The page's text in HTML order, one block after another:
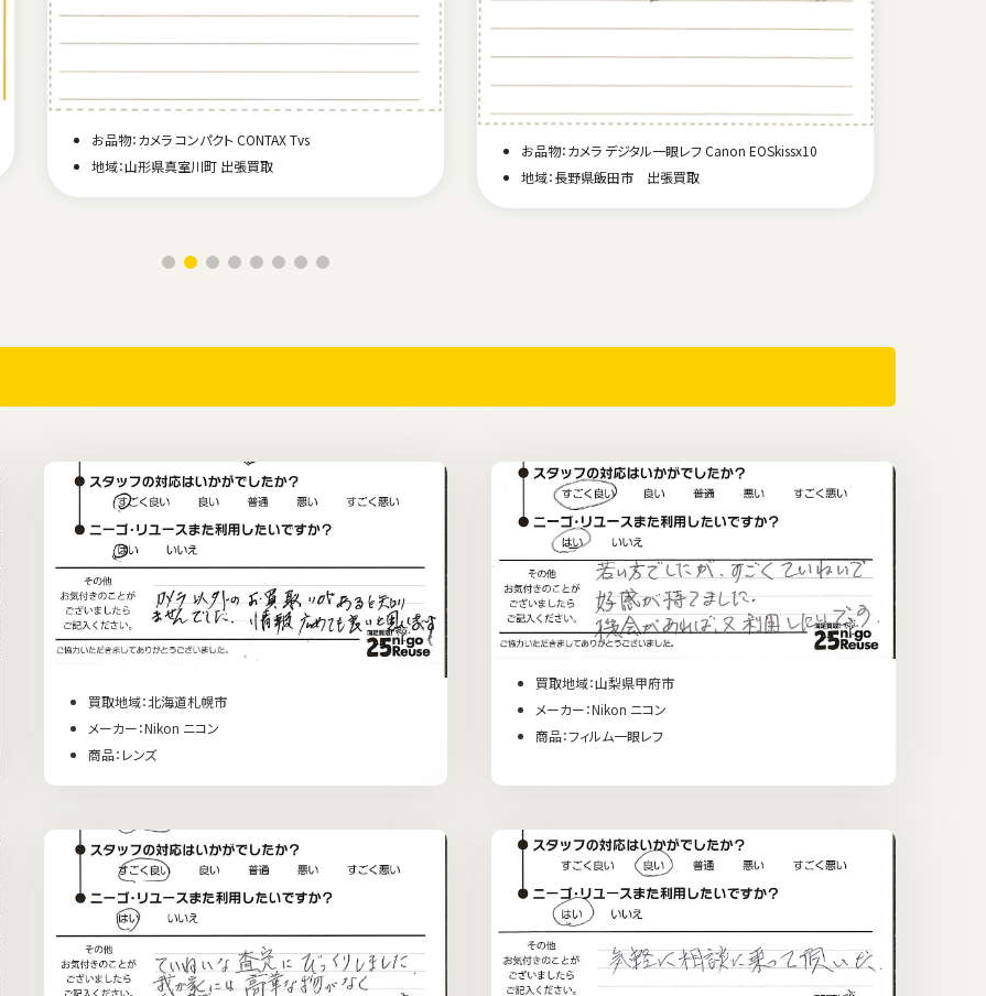
お品物：カメラ コンパクト CONTAX Tvs
地域：山形県真室川町 出張買取
お品物：カメラ デジタル一眼レフ Canon EOSkissx10
地域：長野県飯田市 出張買取
買取地域：北海道札幌市
メーカー：Nikon ニコン
商品：レンズ
買取地域：山梨県甲府市
メーカー：Nikon ニコン
商品：フィルム一眼レフ